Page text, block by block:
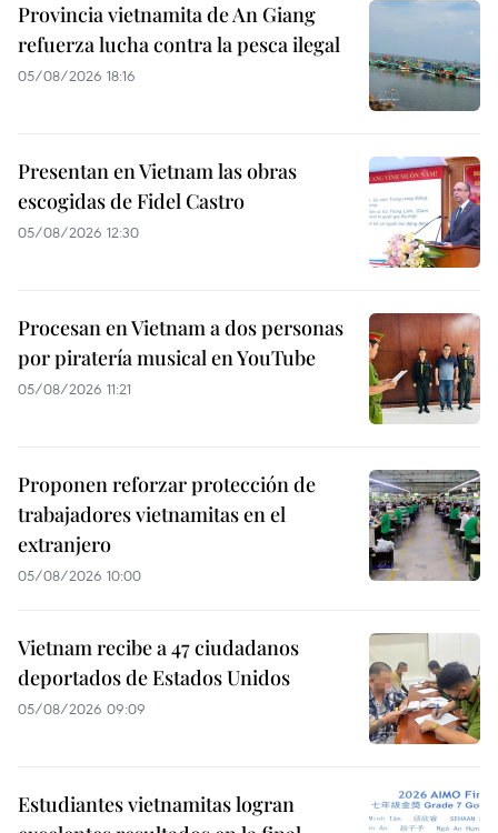
Provincia vietnamita de An Giang
refuerza lucha contra la pesca ilegal
05/08/2026 18:16
Presentan en Vietnam las obras
escogidas de Fidel Castro
05/08/2026 12:30
Procesan en Vietnam a dos personas
por piratería musical en YouTube
05/08/2026 11:21
Proponen reforzar protección de
trabajadores vietnamitas en el
extranjero
05/08/2026 10:00
Vietnam recibe a 47 ciudadanos
deportados de Estados Unidos
05/08/2026 09:09
Estudiantes vietnamitas logran